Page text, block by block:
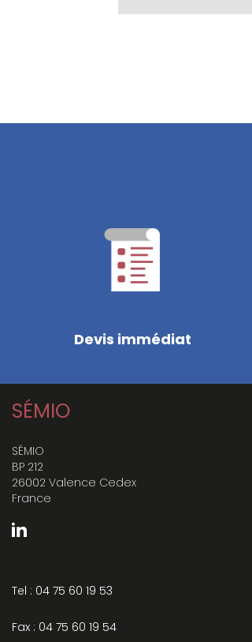
Devis immédiat
SÉMIO
SÉMIO
BP 212
26002 Valence Cedex
France
Tel : 04 75 60 19 53
Fax : 04 75 60 19 54